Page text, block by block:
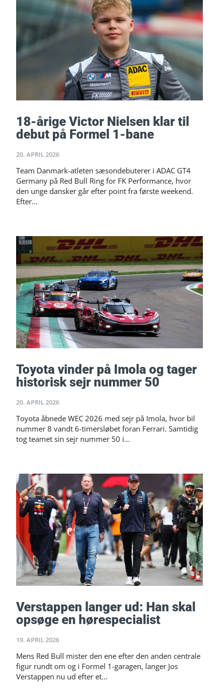
18-årige Victor Nielsen klar til
debut på Formel 1-bane
20. APRIL 2026
Team Danmark-atleten sæsondebuterer i ADAC GT4
Germany på Red Bull Ring for FK Performance, hvor
den unge dansker går efter point fra første weekend.
Efter...
Toyota vinder på Imola og tager
historisk sejr nummer 50
20. APRIL 2026
Toyota åbnede WEC 2026 med sejr på Imola, hvor bil
nummer 8 vandt 6-timersløbet foran Ferrari. Samtidig
tog teamet sin sejr nummer 50 i...
Verstappen langer ud: Han skal
opsøge en hørespecialist
19. APRIL 2026
Mens Red Bull mister den ene efter den anden centrale
figur rundt om og i Formel 1-garagen, langer Jos
Verstappen nu ud efter et...